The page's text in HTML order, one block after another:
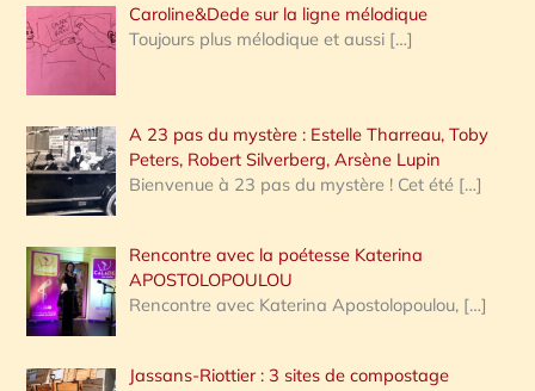
Caroline&Dede sur la ligne mélodique
Toujours plus mélodique et aussi […]
A 23 pas du mystère : Estelle Tharreau, Toby
Peters, Robert Silverberg, Arsène Lupin
Bienvenue à 23 pas du mystère ! Cet été […]
Rencontre avec la poétesse Katerina
APOSTOLOPOULOU
Rencontre avec Katerina Apostolopoulou, […]
Jassans-Riottier : 3 sites de compostage